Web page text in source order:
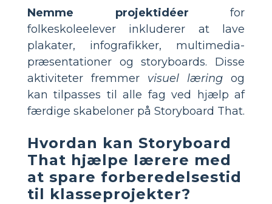
Nemme projektidéer for
folkeskoleelever inkluderer at lave
plakater, infografikker, multimedia-
præsentationer og storyboards. Disse
aktiviteter fremmer visuel læring og
kan tilpasses til alle fag ved hjælp af
færdige skabeloner på Storyboard That.
Hvordan kan Storyboard
That hjælpe lærere med
at spare forberedelsestid
til klasseprojekter?